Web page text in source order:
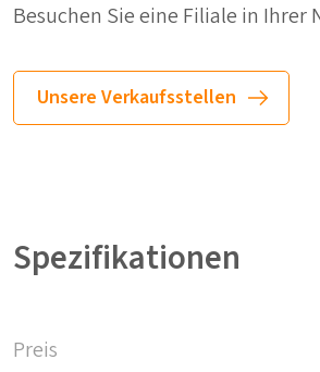
Besuchen Sie eine Filiale in Ihrer
Unsere Verkaufsstellen
Spezifikationen
Preis